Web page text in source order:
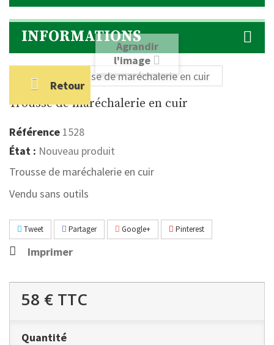
INFORMATIONS
Retour
Agrandir
l'image
Trousse de maréchalerie en cuir
Référence 1528
État : Nouveau produit
Trousse de maréchalerie en cuir
Vendu sans outils
Tweet Partager Google+ Pinterest
Imprimer
58 € TTC
Quantité